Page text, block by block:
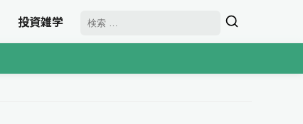
投資雑学